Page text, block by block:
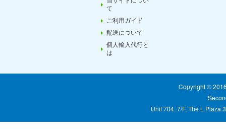
て
ご利用ガイド
配送について
個人輸入代行と
は
Copyright ©
Unit 704, 7/F, The L Plaza